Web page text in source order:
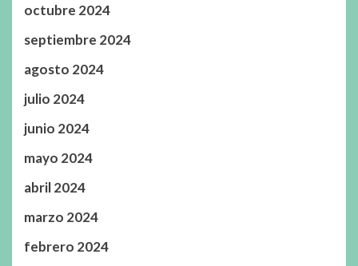
octubre 2024
septiembre 2024
agosto 2024
julio 2024
junio 2024
mayo 2024
abril 2024
marzo 2024
febrero 2024